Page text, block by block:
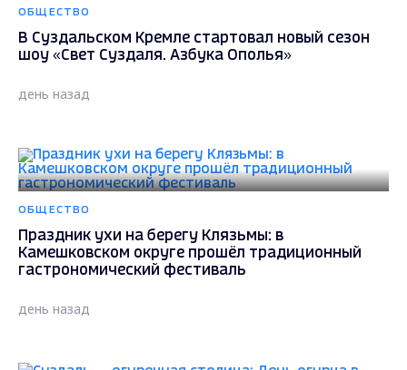
ОБЩЕСТВО
В Суздальском Кремле стартовал новый сезон
шоу «Свет Суздаля. Азбука Ополья»
день назад
ОБЩЕСТВО
Праздник ухи на берегу Клязьмы: в
Камешковском округе прошёл традиционный
гастрономический фестиваль
день назад